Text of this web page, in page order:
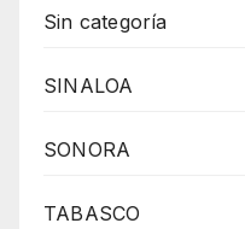
Sin categoría
SINALOA
SONORA
TABASCO